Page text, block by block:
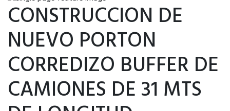
CONSTRUCCION DE
NUEVO PORTON
CORREDIZO BUFFER DE
CAMIONES DE 31 MTS